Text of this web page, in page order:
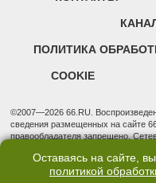
ПОЛИТИКА
COOKIE
©2007—2026 66.RU.
сведения размещенных на сайте
правообладателя запрещено.
надзору в сфере связи,
(Роскомнадзор).
Оставаясь на сайте,
политикой